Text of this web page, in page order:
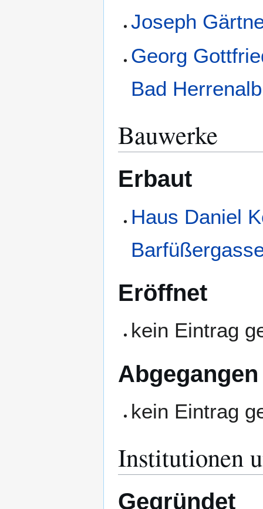
Joseph
Georg
Bad Herrenalb
Bauwerke
Erbaut
Haus Daniel
Eröffnet
kein Eintrag
Abgegangen
kein Eintrag
Institutionen
Gegründet